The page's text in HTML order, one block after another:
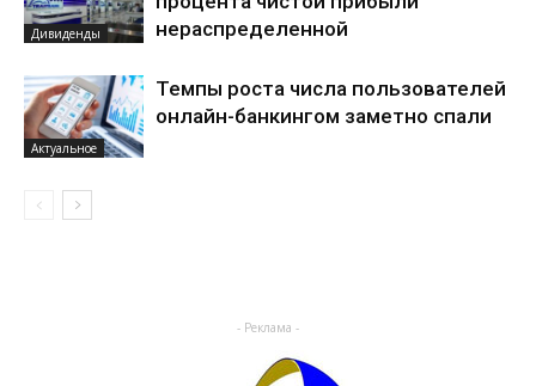
Дивиденды
нераспределенной
Актуальное
Темпы роста числа пользователей
онлайн-банкингом заметно спали
- Реклама -